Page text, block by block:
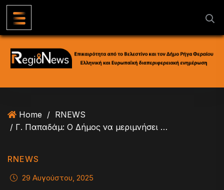
Home / RNEWS
/ Γ. Παπαδάμ: Ο Δήμος να μεριμνήσει για μουσική εκδήλωση στην εμποροπανήγυρη Βελεστίνου
RNEWS
29 Αυγούστου, 2025